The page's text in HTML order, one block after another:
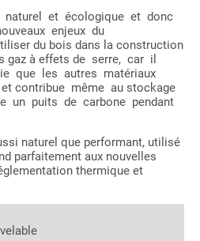
et écologique et donc
enjeux du
du bois dans la construction
gaz à effets de serre, car il
que les autres matériaux
contribue même au stockage
un puits de carbone pendant
naturel que performant, utilisé
parfaitement aux nouvelles
thermique et